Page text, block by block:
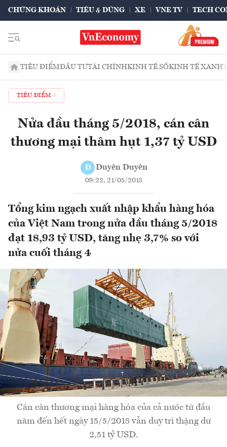
CHỨNG KHOÁN TIÊU & DÙNG XE VNE TV TECH
TIÊU ĐIỂMĐẦU TƯTÀI CHÍNHKINH TẾ SỐKINH TẾ XANH
TIÊU ĐIỂM
Nửa đầu tháng 5/2018, cán cân
thương mại thâm hụt 1,37 tỷ USD
D Duyên Duyên
09:22, 21/05/2018
Tổng kim ngạch xuất nhập khẩu hàng hóa
của Việt Nam trong nửa đầu tháng 5/2018
đạt 18,93 tỷ USD, tăng nhẹ 3,7% so với
nửa cuối tháng 4
Cán cân thương mại hàng hóa của cả nước từ đầu
năm đến hết ngày 15/5/2018 vẫn duy trì thặng dư
2,51 tỷ USD.